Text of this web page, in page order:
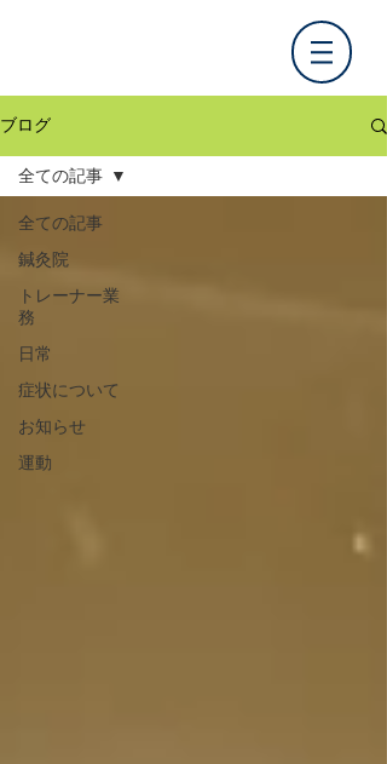
ブログ
全ての記事
鍼灸院
トレーナー業
務
日常
症状について
お知らせ
運動
全ての記事